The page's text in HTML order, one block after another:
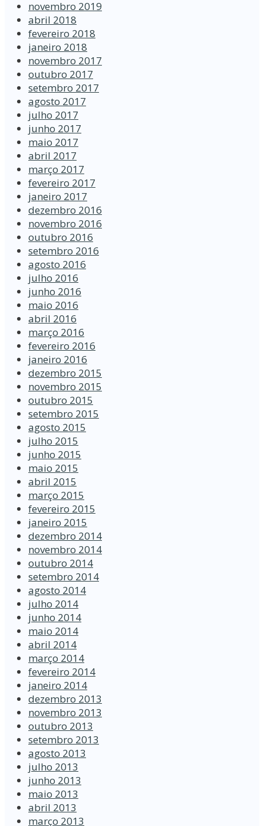
novembro 2019
abril 2018
fevereiro 2018
janeiro 2018
novembro 2017
outubro 2017
setembro 2017
agosto 2017
julho 2017
junho 2017
maio 2017
abril 2017
março 2017
fevereiro 2017
janeiro 2017
dezembro 2016
novembro 2016
outubro 2016
setembro 2016
agosto 2016
julho 2016
junho 2016
maio 2016
abril 2016
março 2016
fevereiro 2016
janeiro 2016
dezembro 2015
novembro 2015
outubro 2015
setembro 2015
agosto 2015
julho 2015
junho 2015
maio 2015
abril 2015
março 2015
fevereiro 2015
janeiro 2015
dezembro 2014
novembro 2014
outubro 2014
setembro 2014
agosto 2014
julho 2014
junho 2014
maio 2014
abril 2014
março 2014
fevereiro 2014
janeiro 2014
dezembro 2013
novembro 2013
outubro 2013
setembro 2013
agosto 2013
julho 2013
junho 2013
maio 2013
abril 2013
março 2013